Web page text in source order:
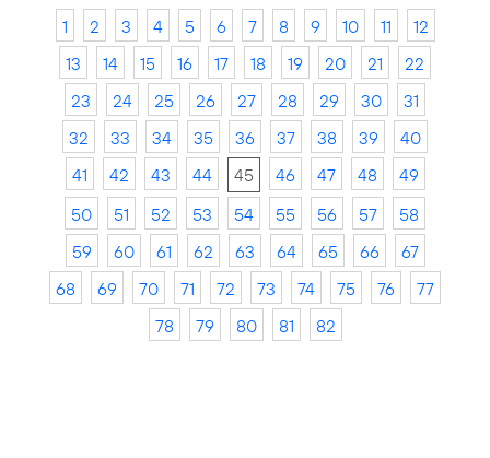
1 2 3 4 5 6 7 8 9 10 11
12
13
14 15 16 17 18 19 20 21
22
23
24 25 26 27 28 29 30
31
32
33 34 35 36 37 38 39
40
41
42 43 44 45 46 47 48
49
50
51 52 53 54 55 56 57
58
59
60 61 62 63 64 65 66
67
68
69 70 71 72 73 74 75 76
77
78
79 80 81 82